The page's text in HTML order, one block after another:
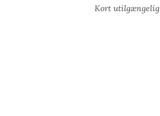
Kort utilgængelig